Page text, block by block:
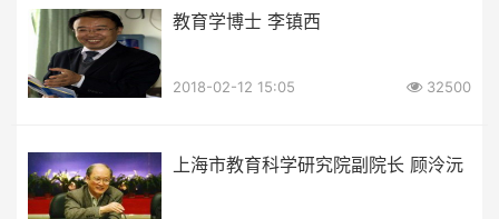
教育学博士 李镇西
2018-02-12 15:05 32500
上海市教育科学研究院副院长 顾泠沅